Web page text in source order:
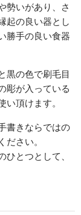
勢いがあり、さ
起の良い器とし
勝手の良い食器
黒の色で刷毛目
彫が入っている
頂けます。
書きならではの
さい。
とつとして、